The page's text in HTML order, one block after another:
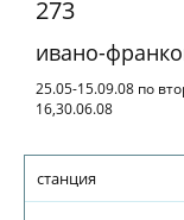
273
ивано-
25.05-15.09.08 по
16,30.06.08
станция